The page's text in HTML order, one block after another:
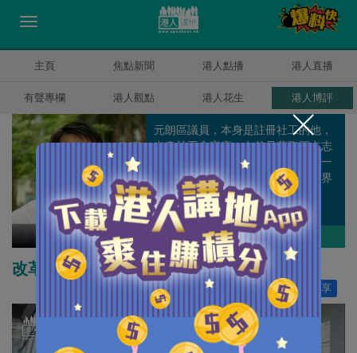
主頁 焦點新聞 港人點播 港人直播
有聲專欄 港人觀點 港人花生 港人博評
陸頌雄
元朗區議員，本身是註冊社工的他，
出身於工會家庭，在父母薰陶下立志
以助人為己任。喜歡攝影，期望有一
天可以走遍世界每一個角落，將世界
各地幽美的景色盡收鏡頭之下。
作者其他博評
改革法援制度 免成攬炒訟棍「提款機」
分享
27